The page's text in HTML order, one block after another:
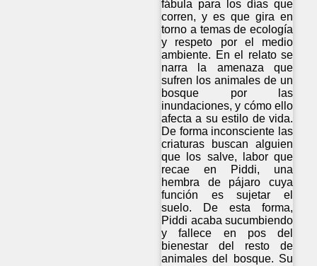
fábula para los días que
corren, y es que gira en
torno a temas de ecología
y respeto por el medio
ambiente. En el relato se
narra la amenaza que
sufren los animales de un
bosque por las
inundaciones, y cómo ello
afecta a su estilo de vida.
De forma inconsciente las
criaturas buscan alguien
que los salve, labor que
recae en Piddi, una
hembra de pájaro cuya
función es sujetar el
suelo. De esta forma,
Piddi acaba sucumbiendo
y fallece en pos del
bienestar del resto de
animales del bosque. Su